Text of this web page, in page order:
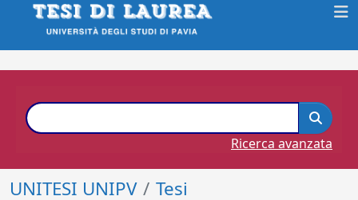
Ricerca avanzata
UNITESI UNIPV
Tesi